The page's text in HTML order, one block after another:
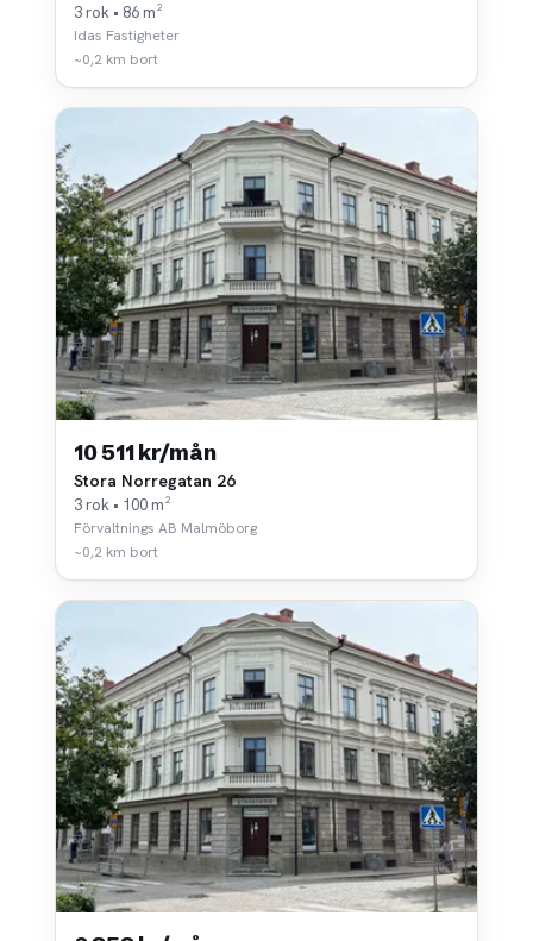
3 rok • 86 m²
Idas Fastigheter
~0,2 km bort
10 511 kr/mån
Stora Norregatan 26
3 rok • 100 m²
Förvaltnings AB Malmöborg
~0,2 km bort